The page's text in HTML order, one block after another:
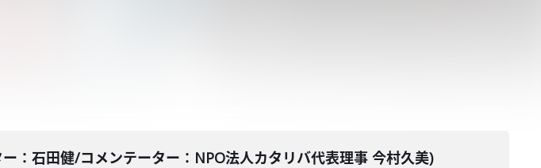
：石田健/コメンテーター：NPO法人カタリバ代表理事 今村久美)